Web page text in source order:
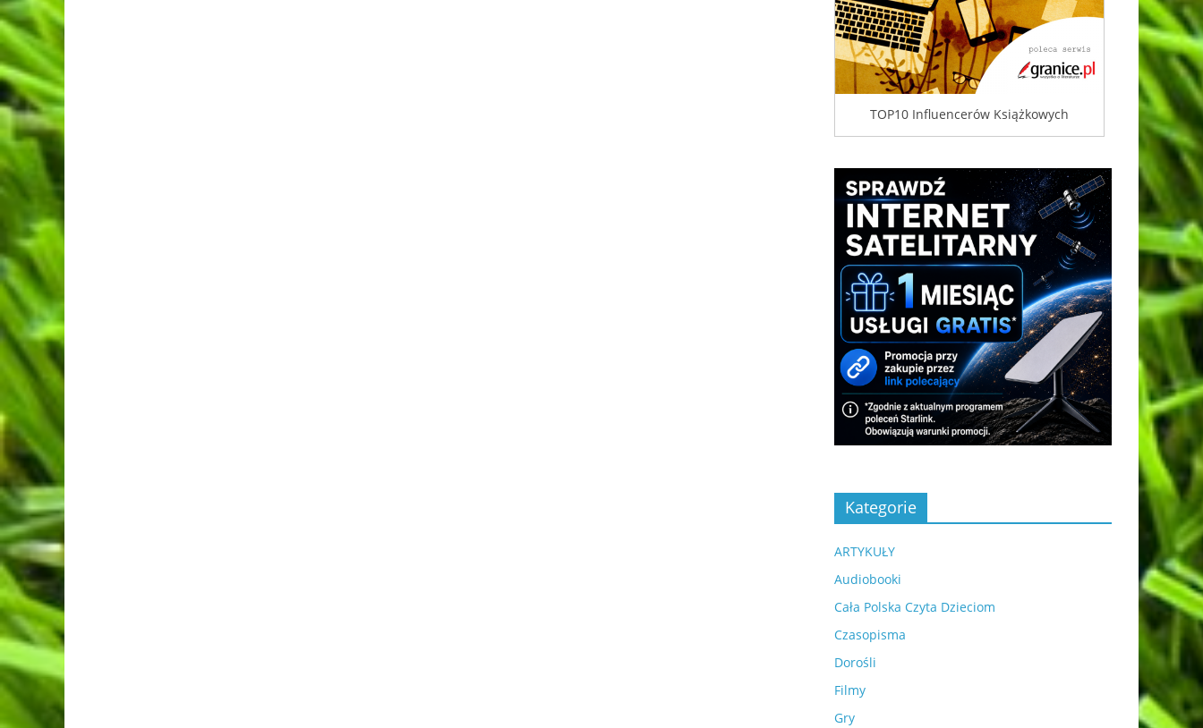
TOP10 Influencerów Książkowych
Kategorie
ARTYKUŁY
Audiobooki
Cała Polska Czyta Dzieciom
Czasopisma
Dorośli
Filmy
Gry